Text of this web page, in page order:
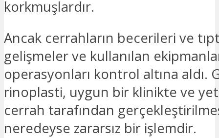
korkmuşlardır.
Ancak cerrahların becerileri ve
gelişmeler ve kullanılan
operasyonları kontrol altına aldı.
rinoplasti, uygun bir klinikte ve
cerrah tarafından
neredeyse zararsız bir işlemdir.